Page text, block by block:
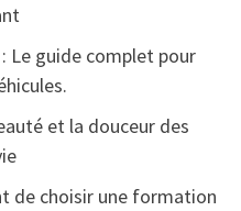
Le guide complet pour
et la douceur des
de choisir une formation